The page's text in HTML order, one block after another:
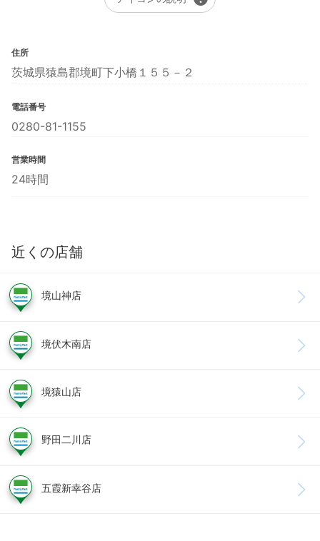
住所
茨城県猿島郡境町下小橋１５５－２
電話番号
0280-81-1155
営業時間
24時間
近くの店舗
境山神店
境伏木南店
境猿山店
野田二川店
五霞新幸谷店